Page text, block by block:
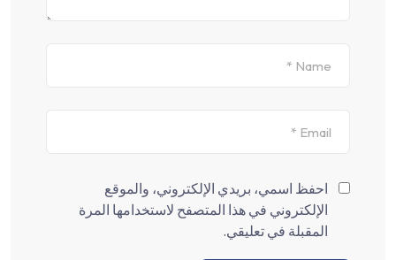
احفظ اسمي، بريدي الإلكتروني، والموقع
الإلكتروني في هذا المتصفح لاستخدامها المرة
المقبلة في تعليقي.